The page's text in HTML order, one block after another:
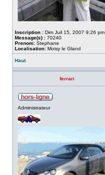
Inscription : Dim Juil 15, 2007 9:26 pm
Message(s) : 70240
Prenom: Stephane
Localisation: Moisy le Gland
Haut
ferrari
Administrateur